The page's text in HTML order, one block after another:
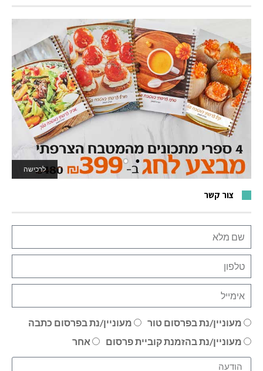
לרכישה
לאתר המשחקים
צור קשר
מעוניין/נת בפרסום טור
מעוניין/נת בפרסום כתבה
מעוניין/נת בהזמנת קוביית פרסום
אחר